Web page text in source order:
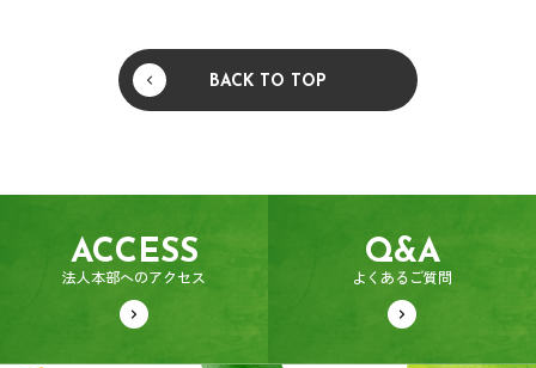
BACK TO TOP
ACCESS
法人本部へのアクセス
Q&A
よくあるご質問